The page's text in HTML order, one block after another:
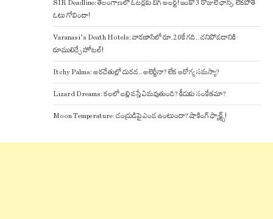
SIR Deadline: తెలంగాణలో ఓటర్లకు బిగ్ అలర్ట్! ఇంకో 3 రోజులే ఛాన్స్, లేకపోతే
ఓటు గోవిందా!
Varanasi’s Death Hotels: వారణాసిలో రూ.20కే గది.. చనిపోవడానికి
రూములిచ్చే హోటల్!
Itchy Palms: అరచేతుల్లో దురద.. అలెర్జీనా? లేక ఆరోగ్య సమస్యా?
Lizard Dreams: కలలో బల్లి వస్తే ఏమవుతుంది? కీడుకు సంకేతమా?
Moon Temperature: చంద్రుడిపై ఎండ ఉంటుందా? షాకింగ్ ఫ్యాక్ట్స్!